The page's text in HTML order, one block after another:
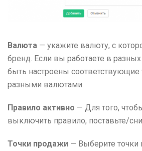
Валюта — укажите валюту, с
бренд. Если вы работаете в разных
быть настроены
разными валютами.
Правило активно — Для того,
выключить правило, поставьте/
Точки продажи — Выберите точки